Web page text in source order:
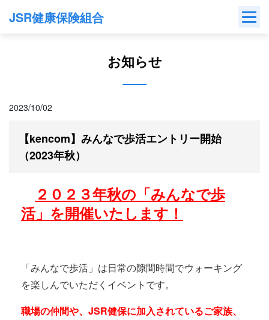
JSR健康保険組合
お知らせ
2023/10/02
【kencom】みんなで歩活エントリー開始
（2023年秋）
２０２３年秋の「みんなで歩
活」を開催いたします！
「みんなで歩活」は日常の隙間時間でウォーキング
を楽しんでいただくイベントです。
職場の仲間や、JSR健保に加入されているご家族、